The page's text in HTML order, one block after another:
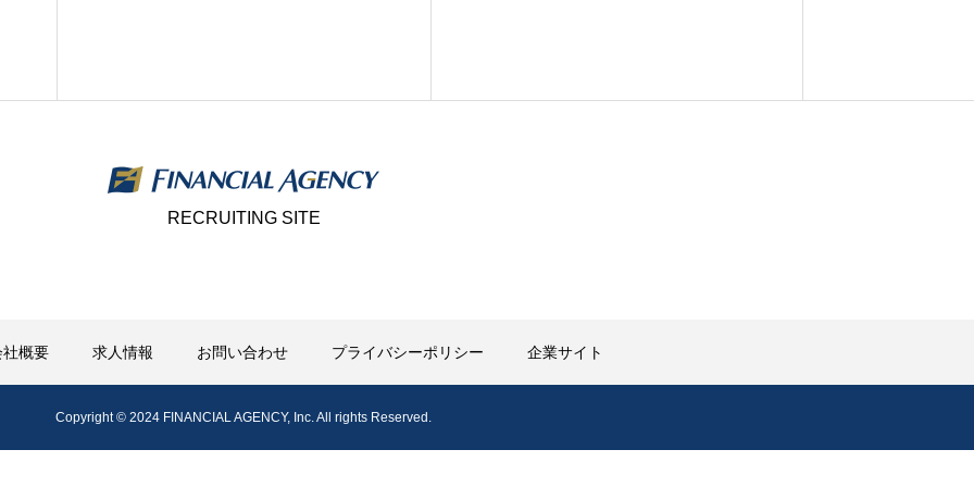
RECRUITING SITE
社概要 求人情報 お問い合わせ プライバシーポリシー 企業サイト
Copyright © 2024 FINANCIAL AGENCY, Inc. All rights Reserved.